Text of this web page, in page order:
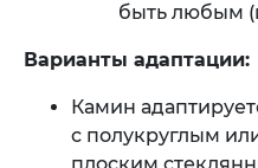
быть любым
Варианты адаптации:
Камин
с полукруглым